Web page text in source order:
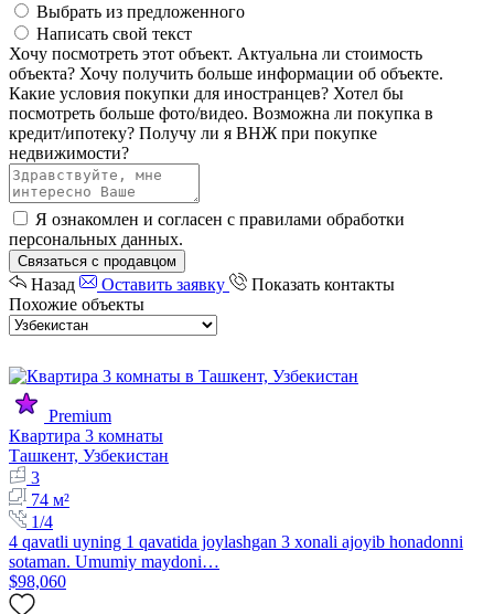
Выбрать из предложенного
Написать свой текст
Хочу посмотреть этот объект. Актуальна ли стоимость
объекта? Хочу получить больше информации об объекте.
Какие условия покупки для иностранцев? Хотел бы
посмотреть больше фото/видео. Возможна ли покупка в
кредит/ипотеку? Получу ли я ВНЖ при покупке
недвижимости?
Я ознакомлен и согласен с правилами обработки
персональных данных.
Связаться с продавцом
Назад Оставить заявку
Показать контакты
Похожие объекты
Premium
Квартира 3 комнаты
Ташкент, Узбекистан
3
74 м²
1/4
4 qavatli uyning 1 qavatida joylashgan 3 xonali ajoyib honadonni
sotaman. Umumiy maydoni…
$98,060